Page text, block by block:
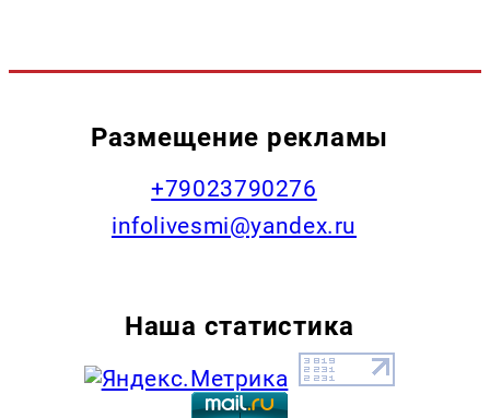
Размещение рекламы
+79023790276
infolivesmi@yandex.ru
Наша статистика